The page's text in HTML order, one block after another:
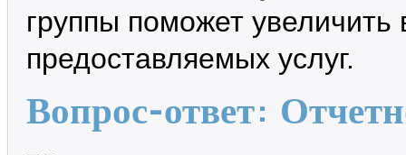
группы поможет увеличить
предоставляемых услуг.
Вопрос-ответ: